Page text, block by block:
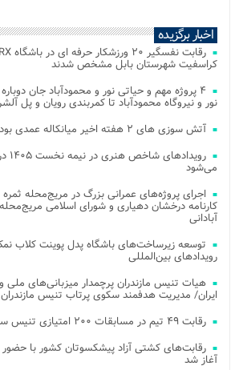
اخبار برگزیده
کراسفیت شهرستان بابل مشخص شدند
۴ پروژه مهم و حیاتی نور و محمودآباد جان
نور و نیروگاه محمودآباد تا کمربندی رویان و پل
آتش‌ سوزی‌ های ۲ هفته اخیر میانکاله عمدی بود
می‌شود
اجرای پروژه‌های عمرانی بزرگ در مریج‌محله
کارنامه درخشان دهیاری و شورای اسلامی
آبادانی
توسعه زیرساخت‌های باشگاه پدل پوینت کلاب
رویدادهای بین‌المللی
هیات تنیس مازندران پرچمدار میزبانی‌های
ایران/ مدیریت هدفمند سکوی پرتاب تنیس مازندران
رقابت ۴۹ تیم در مسابقات ۲۰۰ امتیازی تنیس ساحلی کشور در مازندران
آغاز شد